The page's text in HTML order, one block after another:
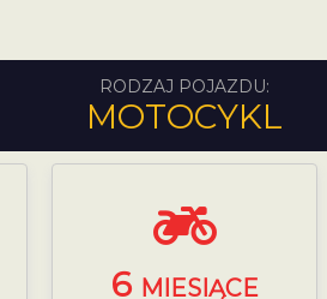
RODZAJ POJAZDU:
MOTOCYKL
6 MIESIĄCE